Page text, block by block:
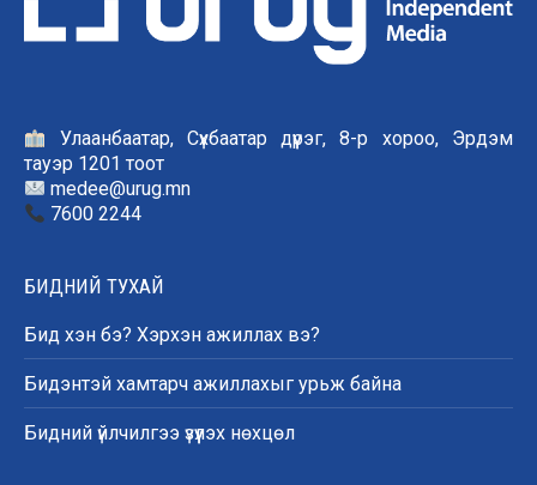
Улаанбаатар, Сүхбаатар дүүрэг, 8-р хороо, Эрдэм
тауэр 1201 тоот
medee@urug.mn
7600 2244
БИДНИЙ ТУХАЙ
Бид хэн бэ? Хэрхэн ажиллах вэ?
Бидэнтэй хамтарч ажиллахыг урьж байна
Бидний үйлчилгээ үзүүлэх нөхцөл